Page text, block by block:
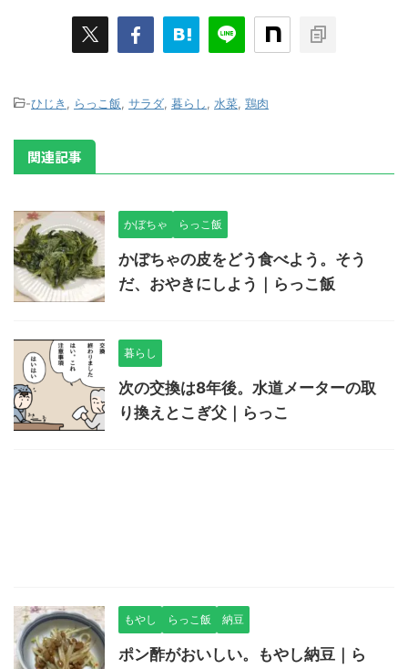
-ひじき , らっこ飯, サラダ, 暮らし, 水菜, 鶏肉
関連記事
かぼちゃ らっこ飯
かぼちゃの皮をどう食べよう。そう
だ、おやきにしよう｜らっこ飯
暮らし
次の交換は8年後。水道メーターの取
り換えとこぎ父｜らっこ
もやし らっこ飯 納豆
ポン酢がおいしい。もやし納豆｜ら